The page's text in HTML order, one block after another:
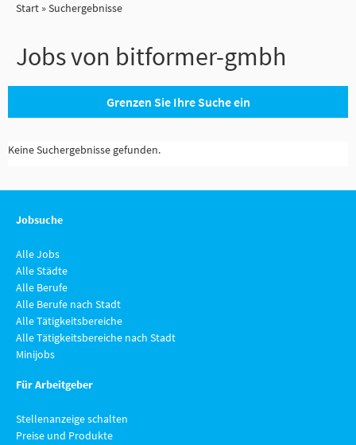
Start Suchergebnisse
Jobs von bitformer-gmbh
Grenzen Sie Ihre Suche ein
Keine Suchergebnisse gefunden.
Jobsuche
Alle Jobs
Alle Städte
Alle Berufe
Alle Berufe nach Stadt
Alle Tätigkeitsbereiche
Alle Tätigkeitsbereiche nach Stadt
Minijobs
Für Arbeitgeber
Stellenanzeige schalten
Preise und Produkte